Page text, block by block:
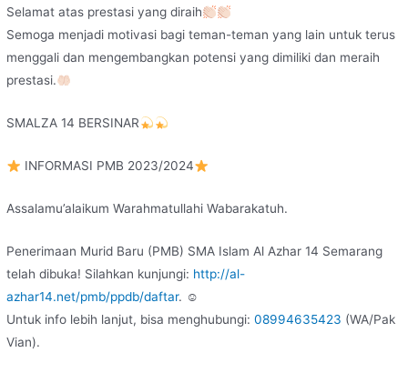
Selamat atas prestasi yang diraih
Semoga menjadi motivasi bagi teman-teman yang lain untuk terus
menggali dan mengembangkan potensi yang dimiliki dan meraih
prestasi.
SMALZA 14 BERSINAR
INFORMASI PMB 2023/2024
Assalamu’alaikum Warahmatullahi Wabarakatuh.
Penerimaan Murid Baru (PMB) SMA Islam Al Azhar 14 Semarang
telah dibuka! Silahkan kunjungi: http://al-
azhar14.net/pmb/ppdb/daftar. ☺
Untuk info lebih lanjut, bisa menghubungi:08994635423 (WA/Pak
Vian).